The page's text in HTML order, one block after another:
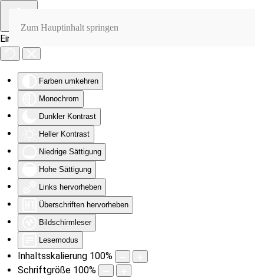
Eingabehilfen öffnen
Farben umkehren
Monochrom
Dunkler Kontrast
Heller Kontrast
Niedrige Sättigung
Hohe Sättigung
Links hervorheben
Überschriften hervorheben
Bildschirmleser
Lesemodus
Inhaltsskalierung 100%
Schriftgröße 100%
Zum Hauptinhalt springen